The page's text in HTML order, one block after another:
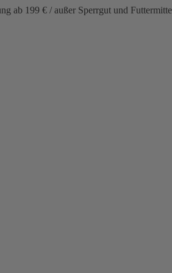
ab 199 € / außer Sperrgut und